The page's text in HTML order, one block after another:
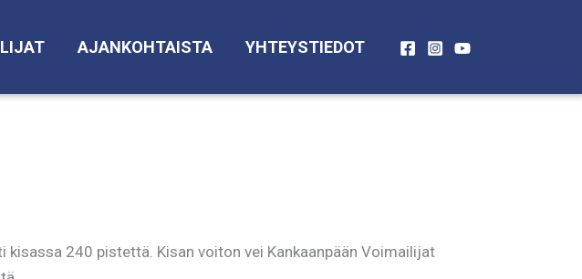
AJANKOHTAISTA YHTEYSTIEDOT
240 pistettä. Kisan voiton vei Kankaanpään Voimailijat